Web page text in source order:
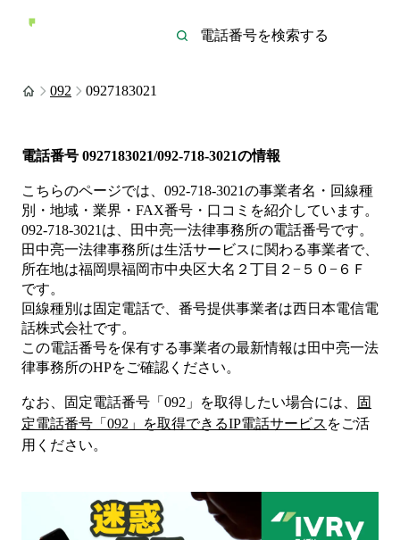
092 0927183021
電話番号 0927183021/092-718-3021の情報
こちらのページでは、 092-718-3021の事業者名・回線種
別・地域・業界・FAX番号・口コミを紹介しています。
092-718-3021 は、 田中亮一法律事務所の電話番号です。
田中亮一法律事務所は生活サービスに関わる事業者で、
所在地は福岡県福岡市中央区大名２丁目２−５０−６Ｆ
です。
回線種別は固定電話で、番号提供事業者は西日本電信電
話株式会社です。
この電話番号を保有する事業者の最新情報は田中亮一法
律事務所のHPをご確認ください。
なお、固定電話番号「 092 」を取得したい場合には、
固
定電話番号「 092 」を取得できるIP電話サービス をご活
用ください。